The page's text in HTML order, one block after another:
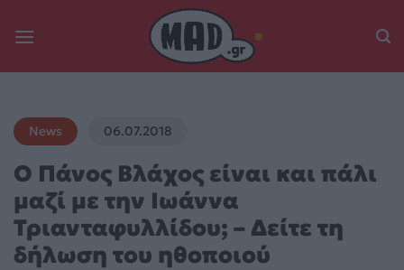
News 06.07.2018
Ο Πάνος Βλάχος είναι και πάλι
μαζί με την Ιωάννα
Τριανταφυλλίδου; – Δείτε τη
δήλωση του ηθοποιού